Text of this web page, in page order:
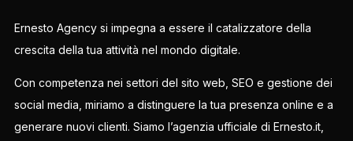
Ernesto Agency si impegna a essere il catalizzatore della
crescita della tua attività nel mondo digitale.
Con competenza nei settori del sito web, SEO e gestione dei
social media, miriamo a distinguere la tua presenza online e a
generare nuovi clienti. Siamo l’agenzia ufficiale di Ernesto.it,